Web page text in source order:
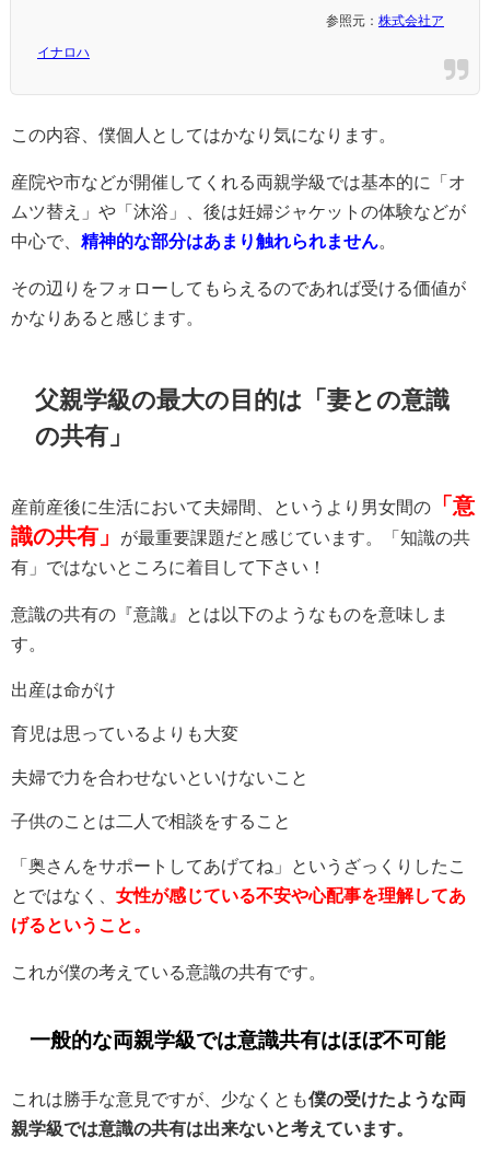
参照元： 株式会社ア
イナロハ
この内容、僕個人としてはかなり気になります。
産院や市などが開催してくれる両親学級では基本的に「オ
ムツ替え」や「沐浴」、後は妊婦ジャケットの体験などが
中心で、 精神的な部分はあまり触れられません。
その辺りをフォローしてもらえるのであれば受ける価値が
かなりあると感じます。
父親学級の最大の目的は「妻との意識
の共有」
産前産後に生活において夫婦間、というより男女間の
「意
識の共有」
が最重要課題だと感じています。「知識の共
有」ではないところに着目して下さい！
意識の共有の『意識』とは以下のようなものを意味しま
す。
出産は命がけ
育児は思っているよりも大変
夫婦で力を合わせないといけないこと
子供のことは二人で相談をすること
「奥さんをサポートしてあげてね」というざっくりしたこ
とではなく、 女性が感じている不安や心配事を理解してあ
げるということ。
これが僕の考えている意識の共有です。
一般的な両親学級では意識共有はほぼ不可能
これは勝手な意見ですが、少なくとも僕の受けたような両
親学級では意識の共有は出来ないと考えています。